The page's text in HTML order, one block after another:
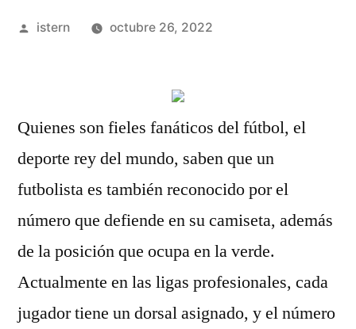
Publicado
istern octubre 26, 2022
Quienes son fieles fanáticos del fútbol, el
deporte rey del mundo, saben que un
futbolista es también reconocido por el
número que defiende en su camiseta, además
de la posición que ocupa en la verde.
Actualmente en las ligas profesionales, cada
jugador tiene un dorsal asignado, y el número